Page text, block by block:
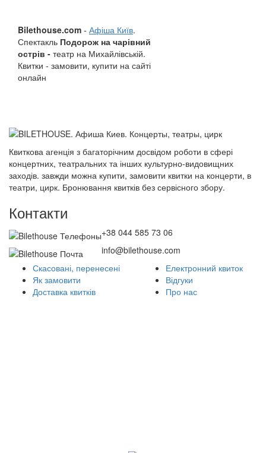
Bilethouse.com - Афіша Київ.
Спектакль Подорож на чарівний
острів - театр на Михайлівській.
Квитки - замовити, купити на сайті
онлайн
Квиткова агенція з багаторічним досвідом роботи в сфері
концертних, театральних та інших культурно-видовищних
заходів. завжди можна купити, замовити квитки на концерти, в
театри, цирк. Бронювання квитків без сервісного збору.
Контакти
+38 044 585 73 06
info@bilethouse.com
Скасовані, перенесені
Як замовити
Доставка квитків
Електронний квиток
Відгуки
Про нас